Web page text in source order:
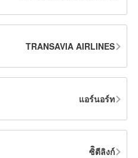
TRANSAVIA AIRLINES
แอร์นอร์ท
ซิิตีลิงก์